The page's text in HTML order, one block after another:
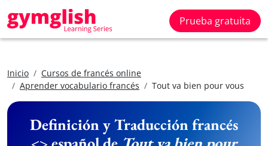
Prueba gratuita
Inicio
Cursos de francés online
Aprender vocabulario francés
Tout va bien pour vous
Definición y Traducción francés